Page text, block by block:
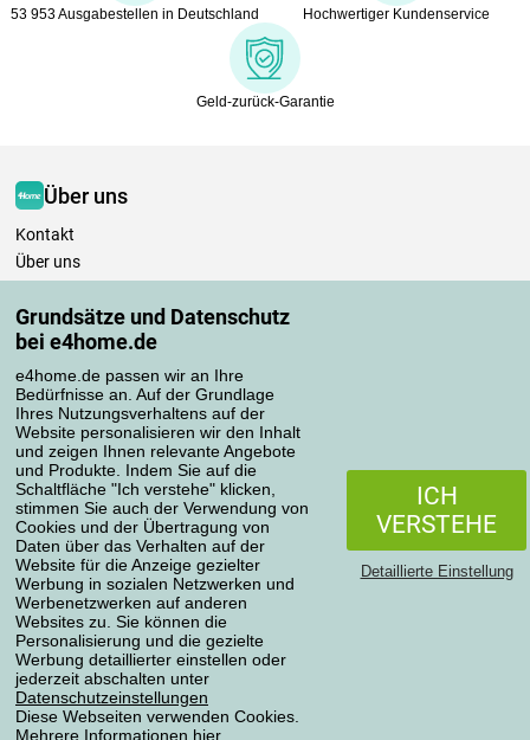
Grundsätze und Datenschutz
bei e4home.de
e4home.de passen wir an Ihre
Bedürfnisse an. Auf der Grundlage
Ihres Nutzungsverhaltens auf der
Website personalisieren wir den Inhalt
und zeigen Ihnen relevante Angebote
und Produkte. Indem Sie auf die
Schaltfläche "Ich verstehe" klicken,
stimmen Sie auch der Verwendung von
Cookies und der Übertragung von
Daten über das Verhalten auf der
Website für die Anzeige gezielter
Werbung in sozialen Netzwerken und
Werbenetzwerken auf anderen
Websites zu. Sie können die
Personalisierung und die gezielte
Werbung detaillierter einstellen oder
jederzeit abschalten unter
Datenschutzeinstellungen
Diese Webseiten verwenden Cookies.
Mehrere Informationen hier.
ICH
VERSTEHE
Detaillierte Einstellung
53 953 Ausgabestellen in Deutschland Hochwertiger Kundenservice
Geld-zurück-Garantie
Über uns
Kontakt
Über uns
Einkaufen
Versand und Lieferung
Zahlungsmethoden
Punktenprogramm
Informationen für den Käufer
Datenschutzeinstellungen
Geschäftsbedingungen
Pflege der Bettwäsche
Ihre Bestellungen
Mein Konto
Bestellübersicht
Reklamationen
Widerrufsbelehrung